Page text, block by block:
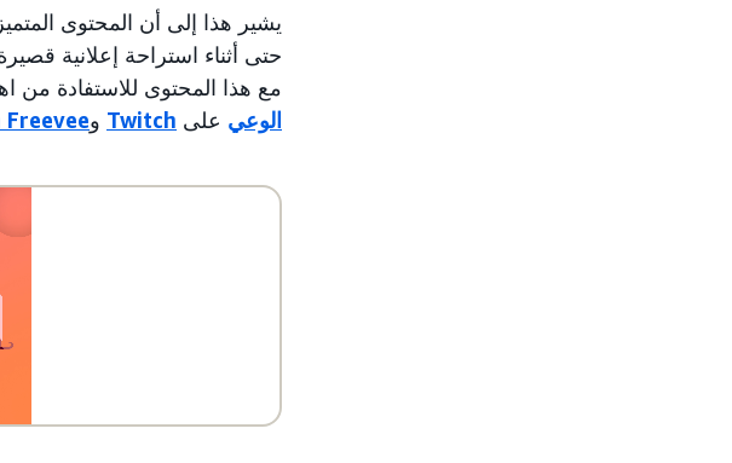
يشير هذا إلى أن المحتوى
حتى أثناء استراحة إعلانية
مع هذا المحتوى للاستفادة من
الوعي على Twitch و